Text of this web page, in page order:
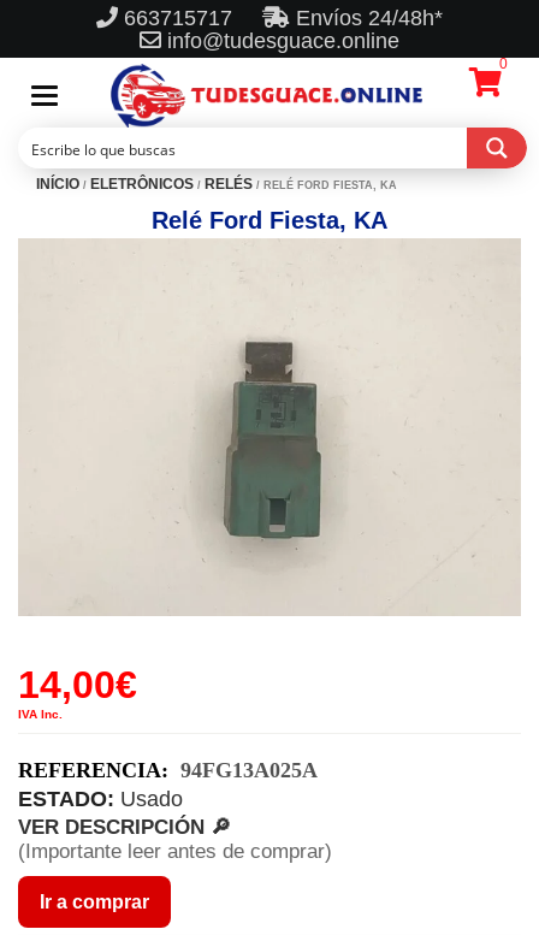
663715717
Envíos 24/48h*
info@tudesguace.online
Toggle
navigation
0
INÍCIO / ELETRÔNICOS / RELÉS / RELÉ FORD FIESTA, KA
Relé Ford Fiesta, KA
14,00€
IVA Inc.
REFERENCIA: 94FG13A025A
ESTADO: Usado
VER DESCRIPCIÓN 🔎
(Importante leer antes de comprar)
Ir a comprar